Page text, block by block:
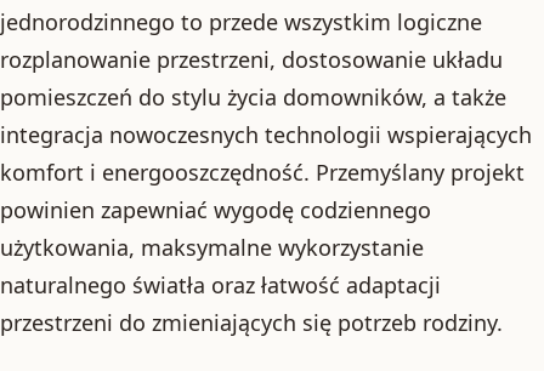
jednorodzinnego to przede wszystkim logiczne
rozplanowanie przestrzeni, dostosowanie układu
pomieszczeń do stylu życia domowników, a także
integracja nowoczesnych technologii wspierających
komfort i energooszczędność. Przemyślany projekt
powinien zapewniać wygodę codziennego
użytkowania, maksymalne wykorzystanie
naturalnego światła oraz łatwość adaptacji
przestrzeni do zmieniających się potrzeb rodziny.